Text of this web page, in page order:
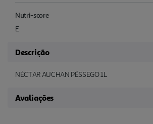
Nutri-score
E
Descrição
NÉCTAR AUCHAN PÊSSEGO 1L
Avaliações